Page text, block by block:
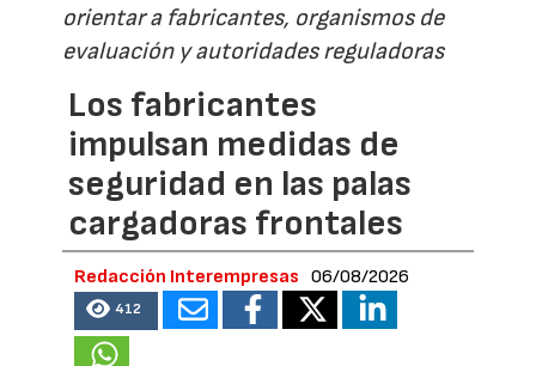
orientar a fabricantes, organismos de
evaluación y autoridades reguladoras
Los fabricantes
impulsan medidas de
seguridad en las palas
cargadoras frontales
Redacción Interempresas 06/08/2026
412